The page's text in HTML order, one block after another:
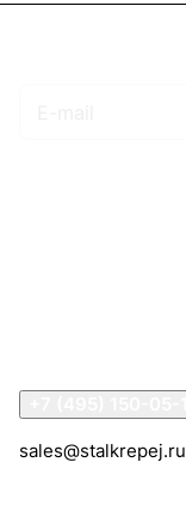
sales@stalkrepej.ru